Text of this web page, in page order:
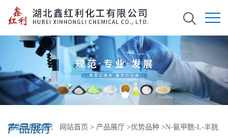
产品展厅
您当前的位置： 网站首页 > 产品展厅 >优势品种 >N-氨甲酰-L-半胱